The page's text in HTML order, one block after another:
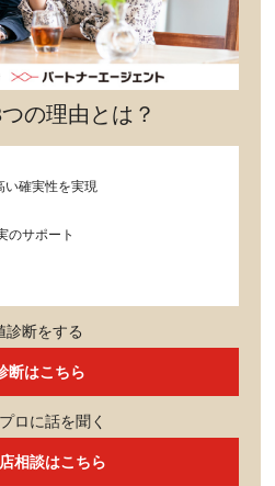
の理由とは？
い確実性を実現
のサポート
診断をする
断はこちら
ロに話を聞く
相談はこちら